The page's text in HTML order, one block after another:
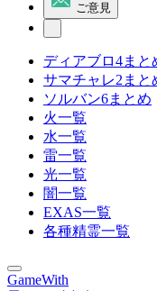
ご意見
ディアブロ4まと
サマチャレ2まと
ソルバン6まとめ
火一覧
水一覧
雷一覧
光一覧
闇一覧
EXAS一覧
各種精霊一覧
GameWith